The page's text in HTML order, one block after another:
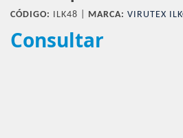
CÓDIGO: ILK48 | MARCA: VIRUTEX
Consultar